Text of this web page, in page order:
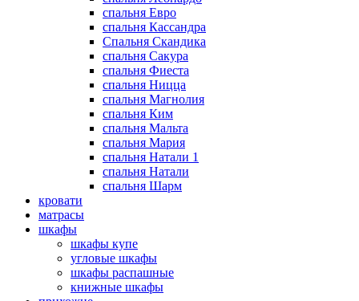
спальня Евро
спальня Кассандра
Спальня Скандика
спальня Сакура
спальня Фиеста
спальня Ницца
спальня Магнолия
спальня Ким
спальня Мальта
спальня Мария
спальня Натали 1
спальня Натали
спальня Шарм
кровати
матрасы
шкафы
шкафы купе
угловые шкафы
шкафы распашные
книжные шкафы